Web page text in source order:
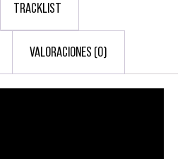
TRACKLIST
VALORACIONES (0)